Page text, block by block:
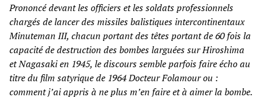
Prononcé devant les officiers et les soldats professionnels
chargés de lancer des missiles balistiques intercontinentaux
Minuteman III, chacun portant des têtes portant de 60 fois la
capacité de destruction des bombes larguées sur Hiroshima
et Nagasaki en 1945, le discours semble parfois faire écho au
titre du film satyrique de 1964Docteur Folamour ou :
comment j’ai appris à ne plus m’en faire et à aimer la bombe.